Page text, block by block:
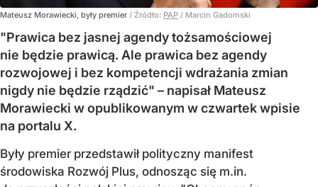
Mateusz Morawiecki, były premier / Źródło: PAP / Marcin Gadomski
"Prawica bez jasnej agendy tożsamościowej
nie będzie prawicą. Ale prawica bez agendy
rozwojowej i bez kompetencji wdrażania zmian
nigdy nie będzie rządzić" – napisał Mateusz
Morawiecki w opublikowanym w czwartek wpisie
na portalu X.
Były premier przedstawił polityczny manifest
środowiska Rozwój Plus, odnosząc się m.in.